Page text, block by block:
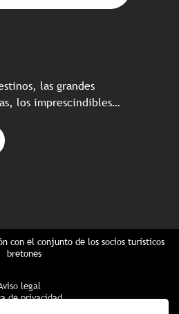
las grandes
los imprescindibles…
con el conjunto de los socios turísticos
bretones
legal
de privacidad